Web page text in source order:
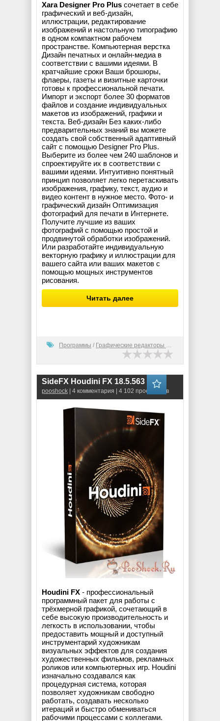
Xara Designer Pro Plus сочетает в себе
графический и веб-дизайн,
иллюстрации, редактирование
изображений и настольную типографию
в одном компактном рабочем
пространстве. Компьютерная верстка
Дизайн печатных и онлайн-медиа в
соответствии с вашими идеями. В
кратчайшие сроки Ваши брошюры,
флаеры, газеты и визитные карточки
готовы к профессиональной печати.
Импорт и экспорт более 30 форматов
файлов и создание индивидуальных
макетов из изображений, графики и
текста. Веб-дизайн Без каких-либо
предварительных знаний вы можете
создать свой собственный адаптивный
сайт с помощью Designer Pro Plus.
Выберите из более чем 240 шаблонов и
спроектируйте их в соответствии с
вашими идеями. Интуитивно понятный
принцип позволяет легко перетаскивать
изображения, графику, текст, аудио и
видео контент в нужное место. Фото- и
графический дизайн Оптимизация
фотографий для печати в Интернете.
Получите лучшие из ваших
фотографий с помощью простой и
продвинутой обработки изображений.
Или разработайте индивидуальную
векторную графику и иллюстрации для
вашего сайта или ваших макетов с
помощью мощных инструментов
рисования.
Читать далее
Программы / Графические редакторы (2D)
SideFX Houdini FX 18.5.563
pooshock | 4 комментария | 4 102 просмотров
Houdini FX - профессиональный
программный пакет для работы с
трёхмерной графикой, сочетающий в
себе высокую производительность и
легкость в использовании, чтобы
предоставить мощный и доступный
инструментарий художникам
визуальных эффектов для создания
художественных фильмов, рекламных
роликов или компьютерных игр. Houdini
изначально создавался как
процедурная система, которая
позволяет художникам свободно
работать, создавать несколько
итераций и быстро обмениваться
рабочими процессами с коллегами.